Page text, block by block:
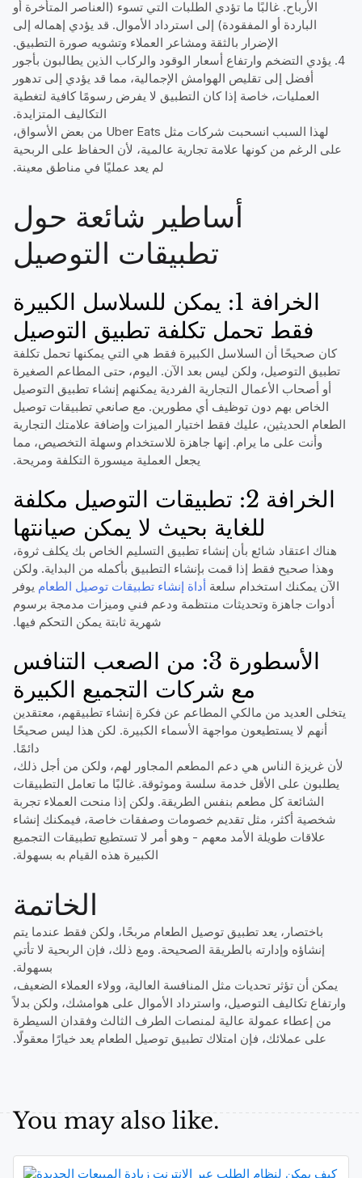
الأرباح. غالبًا ما تؤدي الطلبات التي تسوء (العناصر المتأخرة أو
الباردة أو المفقودة) إلى استرداد الأموال. قد يؤدي إهماله إلى
الإضرار بالثقة ومشاعر العملاء وتشويه صورة التطبيق.
4. يؤدي التضخم وارتفاع أسعار الوقود والركاب الذين يطالبون بأجور
أفضل إلى تقليص الهوامش الإجمالية، مما قد يؤدي إلى تدهور
العمليات، خاصة إذا كان التطبيق لا يفرض رسومًا كافية لتغطية
التكاليف المتزايدة.
لهذا السبب انسحبت شركات مثل Uber Eats من بعض الأسواق،
على الرغم من كونها علامة تجارية عالمية، لأن الحفاظ على الربحية
لم يعد عمليًا في مناطق معينة.
أساطير شائعة حول
تطبيقات التوصيل
الخرافة 1: يمكن للسلاسل الكبيرة
فقط تحمل تكلفة تطبيق التوصيل
كان صحيحًا أن السلاسل الكبيرة فقط هي التي يمكنها تحمل تكلفة
تطبيق التوصيل، ولكن ليس بعد الآن. اليوم، حتى المطاعم الصغيرة
أو أصحاب الأعمال التجارية الفردية يمكنهم إنشاء تطبيق التوصيل
الخاص بهم دون توظيف أي مطورين. مع صانعي تطبيقات توصيل
الطعام الحديثين، عليك فقط اختيار الميزات وإضافة علامتك التجارية
وأنت على ما يرام. إنها جاهزة للاستخدام وسهلة التخصيص، مما
يجعل العملية ميسورة التكلفة ومريحة.
الخرافة 2: تطبيقات التوصيل مكلفة
للغاية بحيث لا يمكن صيانتها
هناك اعتقاد شائع بأن إنشاء تطبيق التسليم الخاص بك يكلف ثروة،
وهذا صحيح فقط إذا قمت بإنشاء التطبيق بأكمله من البداية. ولكن
الآن يمكنك استخدام سلعة أداة إنشاء تطبيقات توصيل الطعام يوفر
أدوات جاهزة وتحديثات منتظمة ودعم فني وميزات مدمجة برسوم
شهرية ثابتة يمكن التحكم فيها.
الأسطورة 3: من الصعب التنافس
مع شركات التجميع الكبيرة
يتخلى العديد من مالكي المطاعم عن فكرة إنشاء تطبيقهم، معتقدين
أنهم لا يستطيعون مواجهة الأسماء الكبيرة. لكن هذا ليس صحيحًا
دائمًا.
لأن غريزة الناس هي دعم المطعم المجاور لهم، ولكن من أجل ذلك،
يطلبون على الأقل خدمة سلسة وموثوقة. غالبًا ما تعامل التطبيقات
الشائعة كل مطعم بنفس الطريقة. ولكن إذا منحت العملاء تجربة
شخصية أكثر، مثل تقديم خصومات وصفقات خاصة، فيمكنك إنشاء
علاقات طويلة الأمد معهم - وهو أمر لا تستطيع تطبيقات التجميع
الكبيرة هذه القيام به بسهولة.
الخاتمة
باختصار، يعد تطبيق توصيل الطعام مربحًا، ولكن فقط عندما يتم
إنشاؤه وإدارته بالطريقة الصحيحة. ومع ذلك، فإن الربحية لا تأتي
بسهولة.
يمكن أن تؤثر تحديات مثل المنافسة العالية، وولاء العملاء الضعيف،
وارتفاع تكاليف التوصيل، واسترداد الأموال على هوامشك، ولكن بدلاً
من إعطاء عمولة عالية لمنصات الطرف الثالث وفقدان السيطرة
على عملائك، فإن امتلاك تطبيق توصيل الطعام يعد خيارًا معقولًا.
You may also like.